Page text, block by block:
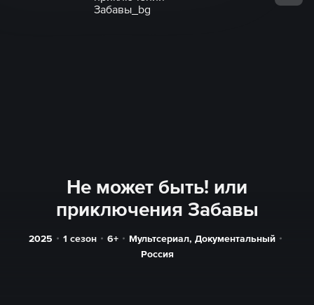
Не может быть! или
приключения Забавы
2025 1 сезон 6+ Мультсериал, Документальный
Россия